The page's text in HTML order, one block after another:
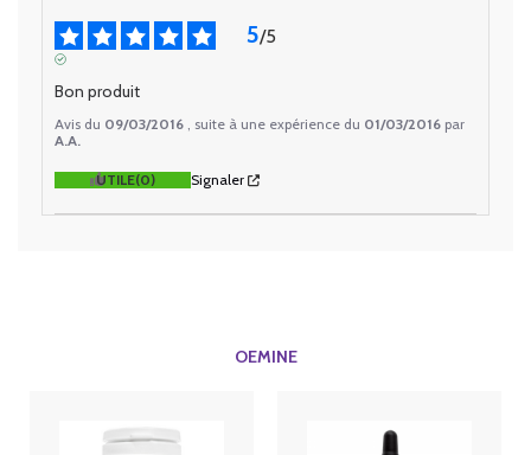
5/5
Bon produit
Avis du 09/03/2016 , suite à une expérience du 01/03/2016 par
A.A.
UTILE(0) Signaler
OEMINE